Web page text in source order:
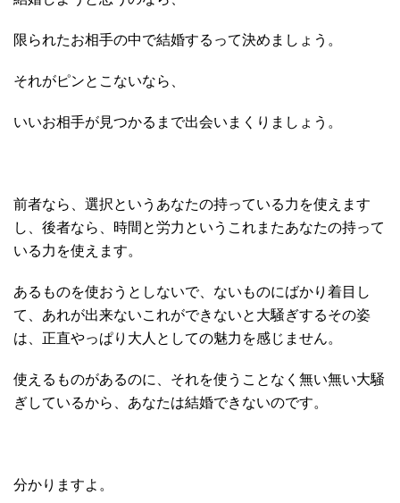
限られたお相手の中で結婚するって決めましょう。
それがピンとこないなら、
いいお相手が見つかるまで出会いまくりましょう。
前者なら、選択というあなたの持っている力を使えます
し、後者なら、時間と労力というこれまたあなたの持って
いる力を使えます。
あるものを使おうとしないで、ないものにばかり着目し
て、あれが出来ないこれができないと大騒ぎするその姿
は、正直やっぱり大人としての魅力を感じません。
使えるものがあるのに、それを使うことなく無い無い大騒
ぎしているから、あなたは結婚できないのです。
分かりますよ。